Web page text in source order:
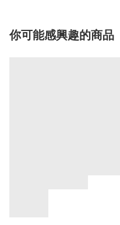
你可能感興趣的商品